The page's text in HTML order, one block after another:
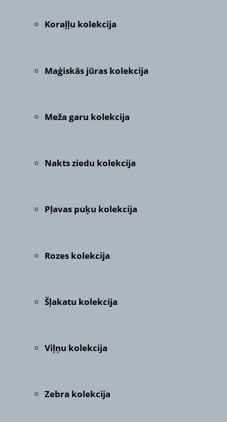
Koraļļu kolekcija
Maģiskās jūras kolekcija
Meža garu kolekcija
Nakts ziedu kolekcija
Pļavas puķu kolekcija
Rozes kolekcija
Šļakatu kolekcija
Viļņu kolekcija
Zebra kolekcija